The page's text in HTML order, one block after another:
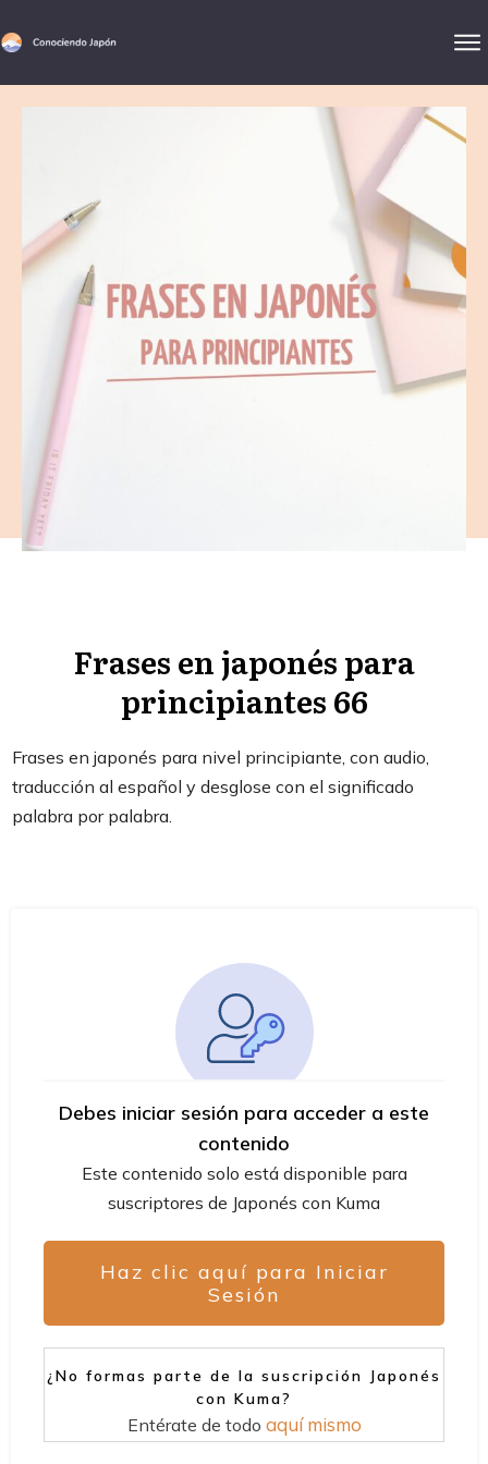
Frases en japonés para
principiantes 66
Frases en japonés para nivel principiante, con audio,
traducción al español y desglose con el significado
palabra por palabra.
Debes iniciar sesión para acceder a este
contenido
Este contenido solo está disponible para
suscriptores de Japonés con Kuma
Haz clic aquí para Iniciar
Sesión
¿No formas parte de la suscripción Japonés
con Kuma?
Entérate de todo aquí mismo